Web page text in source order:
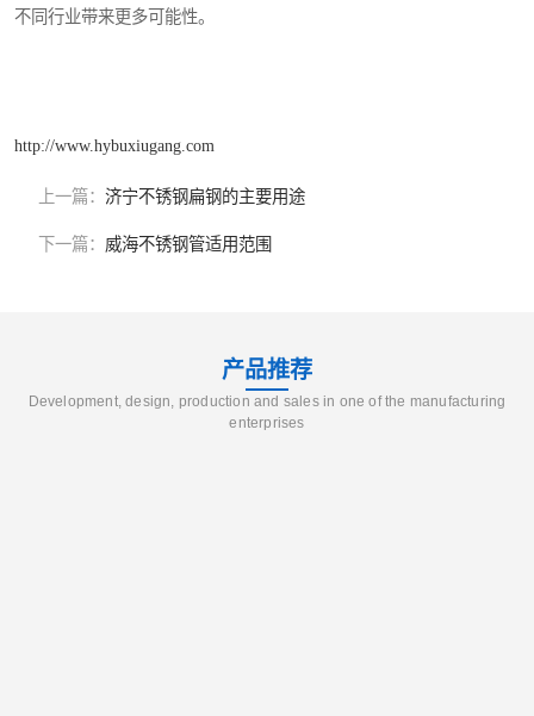
不同行业带来更多可能性。
http://www.hybuxiugang.com
上一篇： 济宁不锈钢扁钢的主要用途
下一篇： 威海不锈钢管适用范围
产品推荐
Development, design, production and sales in one of the manufacturing
enterprises